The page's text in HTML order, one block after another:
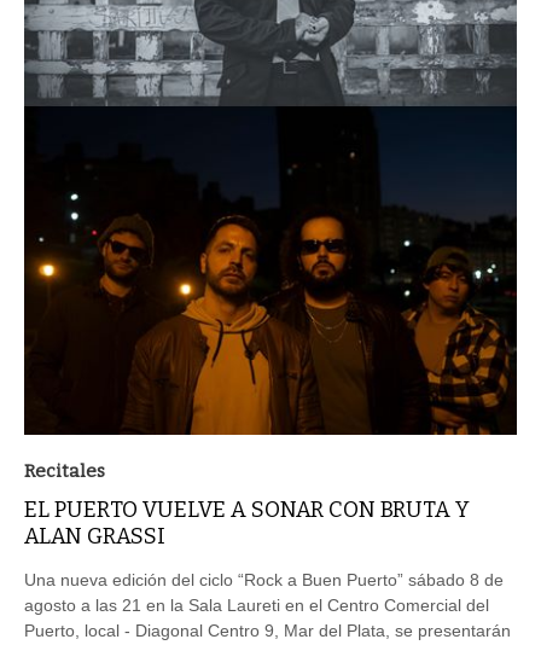
Recitales
EL PUERTO VUELVE A SONAR CON BRUTA Y
ALAN GRASSI
Una nueva edición del ciclo “Rock a Buen Puerto” sábado 8 de
agosto a las 21 en la Sala Laureti en el Centro Comercial del
Puerto, local - Diagonal Centro 9, Mar del Plata, se presentarán